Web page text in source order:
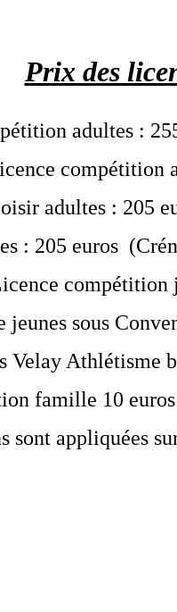
Prix des
adultes :
compétition
adultes : 205
: 205 euros
compétition
jeunes sous
Velay Athlétisme
famille 10
sont appliquées